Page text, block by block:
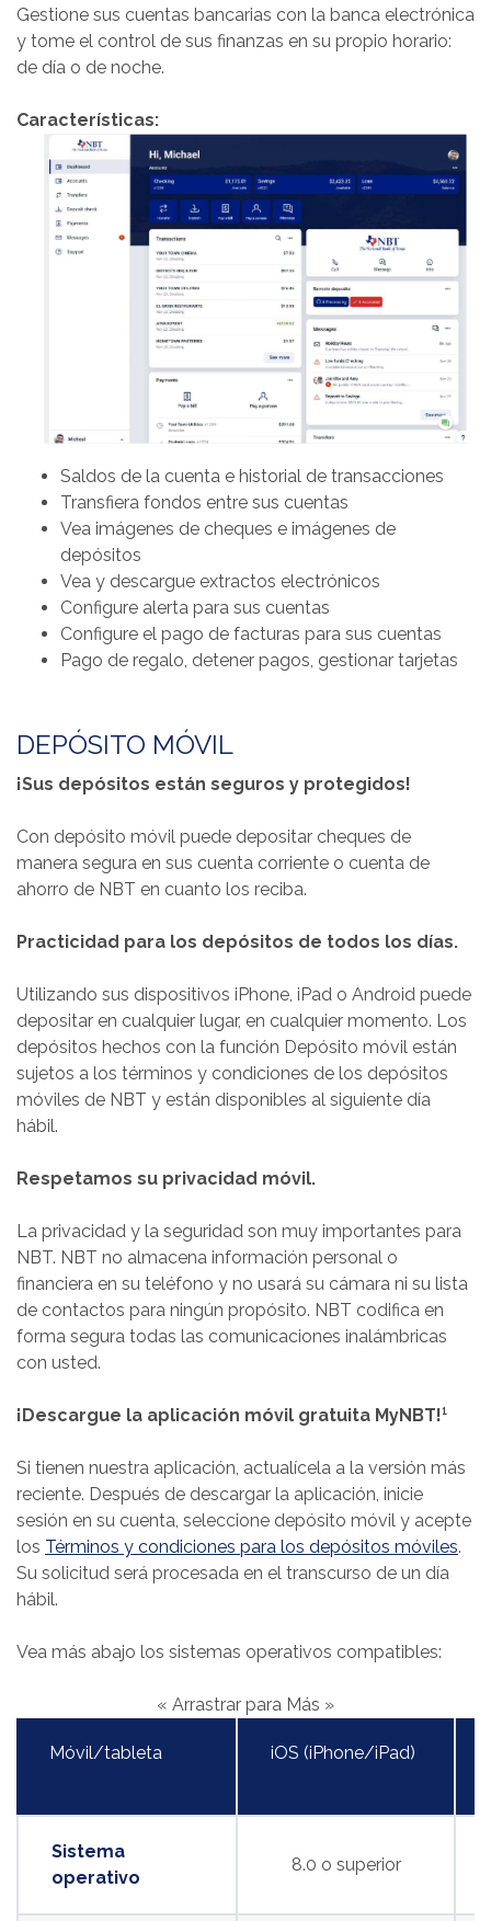
Gestione sus cuentas bancarias con la banca electrónica
y tome el control de sus finanzas en su propio horario:
de día o de noche.
Características:
Saldos de la cuenta e historial de transacciones
Transfiera fondos entre sus cuentas
Vea imágenes de cheques e imágenes de
depósitos
Vea y descargue extractos electrónicos
Configure alerta para sus cuentas
Configure el pago de facturas para sus cuentas
Pago de regalo, detener pagos, gestionar tarjetas
DEPÓSITO MÓVIL
¡Sus depósitos están seguros y protegidos!
Con depósito móvil puede depositar cheques de
manera segura en sus cuenta corriente o cuenta de
ahorro de NBT en cuanto los reciba.
Practicidad para los depósitos de todos los días.
Utilizando sus dispositivos iPhone, iPad o Android puede
depositar en cualquier lugar, en cualquier momento. Los
depósitos hechos con la función Depósito móvil están
sujetos a los términos y condiciones de los depósitos
móviles de NBT y están disponibles al siguiente día
hábil.
Respetamos su privacidad móvil.
La privacidad y la seguridad son muy importantes para
NBT. NBT no almacena información personal o
financiera en su teléfono y no usará su cámara ni su lista
de contactos para ningún propósito. NBT codifica en
forma segura todas las comunicaciones inalámbricas
con usted.
¡Descargue la aplicación móvil gratuita MyNBT!¹
Si tienen nuestra aplicación, actualícela a la versión más
reciente. Después de descargar la aplicación, inicie
sesión en su cuenta, seleccione depósito móvil y acepte
los Términos y condiciones para los depósitos móviles.
Su solicitud será procesada en el transcurso de un día
hábil.
Vea más abajo los sistemas operativos compatibles:
« Arrastrar para Más »
Móvil/tableta iOS (iPhone/iPad)
Sistema
operativo
8.0 o superior